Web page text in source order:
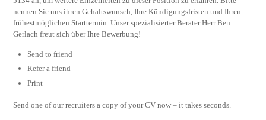
nennen Sie uns ihren Gehaltswunsch, Ihre Kündigungsfristen und Ihren
frühestmöglichen Starttermin. Unser spezialisierter Berater Herr Ben
Gerlach freut sich über Ihre Bewerbung!
Send to friend
Refer a friend
Print
Send one of our recruiters a copy of your CV now – it takes seconds.